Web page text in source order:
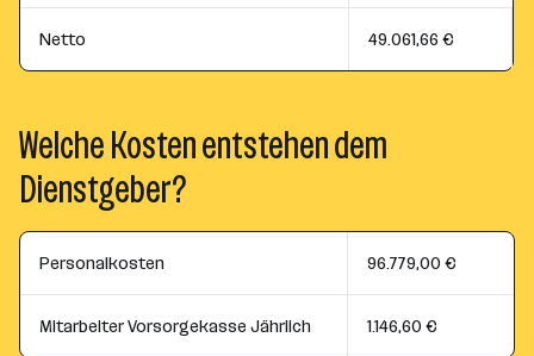
Netto 49.061,66 €
Welche Kosten entstehen dem
Dienstgeber?
Personalkosten 96.779,00 €
Mitarbeiter Vorsorgekasse Jährlich 1.146,60 €